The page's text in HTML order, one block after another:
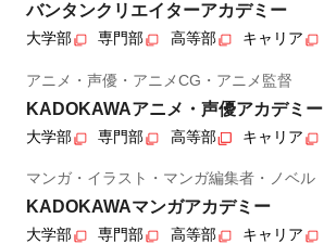
バンタンクリエイターアカデミー
大学部 専門部 高等部 キャリア
アニメ・声優・アニメCG・アニメ監督
KADOKAWAアニメ・声優アカデミー
大学部 専門部 高等部 キャリア
マンガ・イラスト・マンガ編集者・ノベル
KADOKAWAマンガアカデミー
大学部 専門部 高等部 キャリア